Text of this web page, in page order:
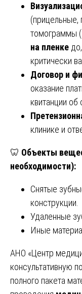
томограммы
на пленке
критически
Договор и
оказание
квитанции об
клинике и
🦷 Объекты
необходимости):
Снятые
конструкции.
Удаленные
Иные
АНО «Центр
консультативную
полного пакета